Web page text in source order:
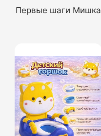
Первые шаги Мишка